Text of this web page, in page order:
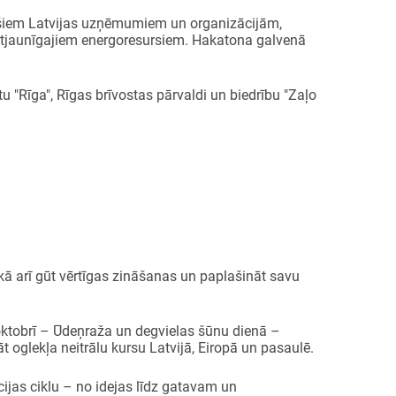
Latvijas uzņēmumiem un organizācijām,
energoresursiem. Hakatona galvenā
"Rīga", Rīgas brīvostas pārvaldi un biedrību "Zaļo
arī gūt vērtīgas zināšanas un paplašināt savu
– Ūdeņraža un degvielas šūnu dienā –
oglekļa neitrālu kursu Latvijā, Eiropā un pasaulē.
ciklu – no idejas līdz gatavam un